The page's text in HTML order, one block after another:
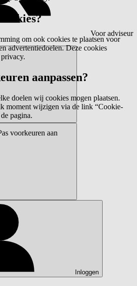
Voor adviseur
Inloggen
om ook cookies te plaatsen voor
advertentiedoelen. Deze cookies
aanpassen?
doelen wij cookies mogen plaatsen.
moment wijzigen via de link “Cookie-
pagina.
voorkeuren aan